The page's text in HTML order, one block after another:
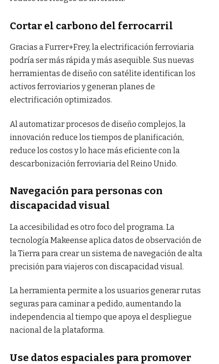
Cortar el carbono del ferrocarril
Gracias a Furrer+Frey, la electrificación ferroviaria
podría ser más rápida y más asequible. Sus nuevas
herramientas de diseño con satélite identifican los
activos ferroviarios y generan planes de
electrificación optimizados.
Al automatizar procesos de diseño complejos, la
innovación reduce los tiempos de planificación,
reduce los costos y lo hace más eficiente con la
descarbonización ferroviaria del Reino Unido.
Navegación para personas con
discapacidad visual
La accesibilidad es otro foco del programa. La
tecnología Makeense aplica datos de observación de
la Tierra para crear un sistema de navegación de alta
precisión para viajeros con discapacidad visual.
La herramienta permite a los usuarios generar rutas
seguras para caminar a pedido, aumentando la
independencia al tiempo que apoya el despliegue
nacional de la plataforma.
Use datos espaciales para promover